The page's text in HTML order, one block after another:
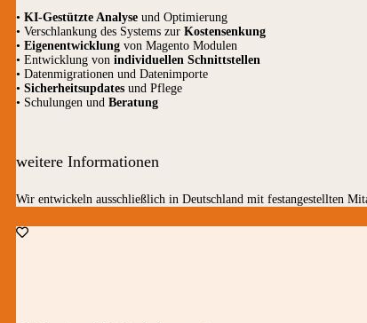
• KI-Gestützte Analyse und Optimierung
• Verschlankung des Systems zur Kostensenkung
• Eigenentwicklung von Magento Modulen
• Entwicklung von individuellen Schnittstellen
• Datenmigrationen und Datenimporte
• Sicherheitsupdates und Pflege
• Schulungen und Beratung
weitere Informationen
Wir entwickeln ausschließlich in Deutschland mit festangestellten